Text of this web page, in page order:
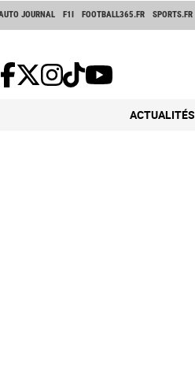
JOURNAL F1I FOOTBALL365.FR SPORTS.FR
ACTUALITÉS